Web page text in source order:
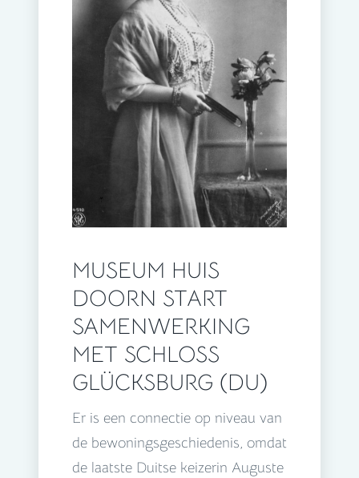
MUSEUM HUIS
DOORN START
SAMENWERKING
MET SCHLOSS
GLÜCKSBURG (DU)
Er is een connectie op niveau van
de bewoningsgeschiedenis, omdat
de laatste Duitse keizerin Auguste